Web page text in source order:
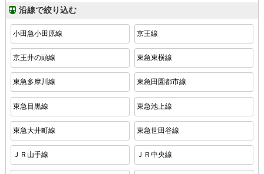
沿線で絞り込む
小田急小田原線 京王線
京王井の頭線 東急東横線
東急多摩川線 東急田園都市線
東急目黒線 東急池上線
東急大井町線 東急世田谷線
ＪＲ山手線 ＪＲ中央線